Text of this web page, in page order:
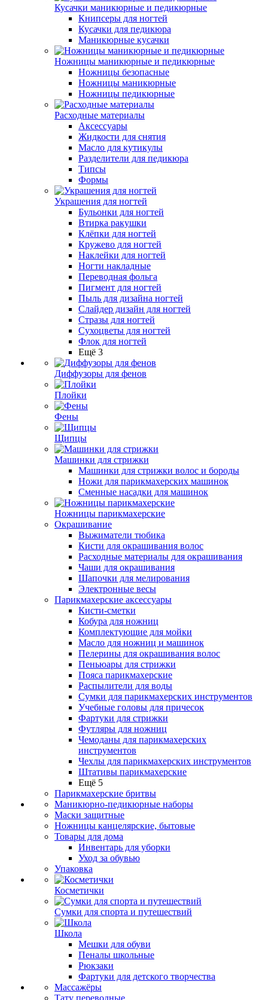
Кусачки маникюрные и педикюрные
Книпсеры для ногтей
Кусачки для педикюра
Маникюрные кусачки
Ножницы маникюрные и педикюрные
Ножницы безопасные
Ножницы маникюрные
Ножницы педикюрные
Расходные материалы
Аксессуары
Жидкости для снятия
Масло для кутикулы
Разделители для педикюра
Типсы
Формы
Украшения для ногтей
Бульонки для ногтей
Втирка ракушки
Клёпки для ногтей
Кружево для ногтей
Наклейки для ногтей
Ногти накладные
Переводная фольга
Пигмент для ногтей
Пыль для дизайна ногтей
Слайдер дизайн для ногтей
Стразы для ногтей
Сухоцветы для ногтей
Флок для ногтей
Ещё 3
Диффузоры для фенов
Плойки
Фены
Щипцы
Машинки для стрижки
Машинки для стрижки волос и бороды
Ножи для парикмахерских машинок
Сменные насадки для машинок
Ножницы парикмахерские
Окрашивание
Выжиматели тюбика
Кисти для окрашивания волос
Расходные материалы для окрашивания
Чаши для окрашивания
Шапочки для мелирования
Электронные весы
Парикмахерские аксессуары
Кисти-сметки
Кобура для ножниц
Комплектующие для мойки
Масло для ножниц и машинок
Пелерины для окрашивания волос
Пеньюары для стрижки
Пояса парикмахерские
Распылители для воды
Сумки для парикмахерских инструментов
Учебные головы для причесок
Фартуки для стрижки
Футляры для ножниц
Чемоданы для парикмахерских
инструментов
Чехлы для парикмахерских инструментов
Штативы парикмахерские
Ещё 5
Парикмахерские бритвы
Маникюрно-педикюрные наборы
Маски защитные
Ножницы канцелярские, бытовые
Товары для дома
Инвентарь для уборки
Уход за обувью
Упаковка
Косметички
Сумки для спорта и путешествий
Школа
Мешки для обуви
Пеналы школьные
Рюкзаки
Фартуки для детского творчества
Массажёры
Тату переводные